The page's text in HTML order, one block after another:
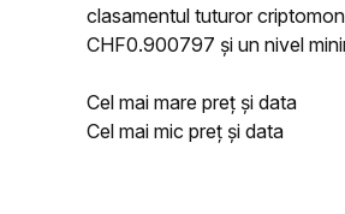
clasamentul tuturor
CHF0.900797 și un nivel
Cel mai mare preț și data
Cel mai mic preț și data